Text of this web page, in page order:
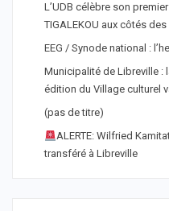
L’UDB célèbre son
TIGALEKOU aux côtés
EEG / Synode national :
Municipalité de Libreville :
édition du Village culturel
(pas de titre)
ALERTE: Wilfried
transféré à Libreville